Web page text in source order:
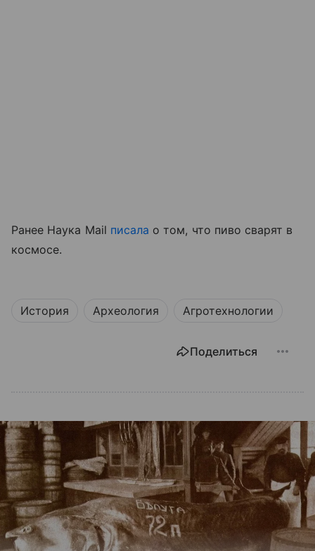
Ранее Наука Mail писала о том, что пиво сварят в
космосе.
История Археология Агротехнологии
Поделиться